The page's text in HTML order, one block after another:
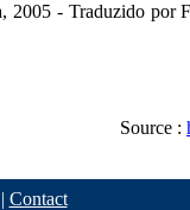
- Traduzido por
Source :
Contact